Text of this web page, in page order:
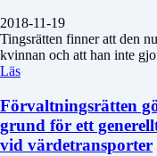
2018-11-19
Tingsrätten finner att den
kvinnan och att han inte
Läs
Förvaltningsrätten
grund för ett
vid värdetransporter